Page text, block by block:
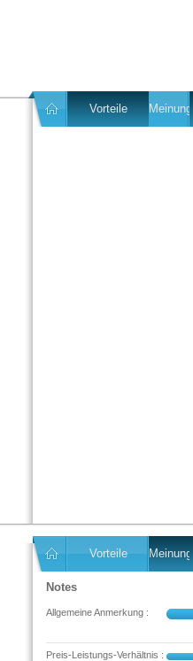
Vorteile Meinung
Vorteile Meinung
Notes
Allgemeine Anmerkung :
Preis-Leistungs-Verhältnis :